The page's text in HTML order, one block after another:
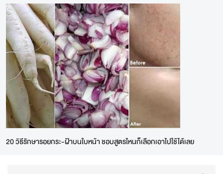
20 วิธีรักษารอยกระ-ฝ้าบนใบหน้า ชอบสูตรไหนก็เลือกเอาไปใช้ได้เลย